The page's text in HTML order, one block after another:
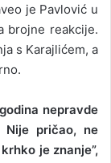
je Pavlović u
brojne reakcije.
s Karajlićem, a
nepravde
Nije pričao, ne
je znanje”,